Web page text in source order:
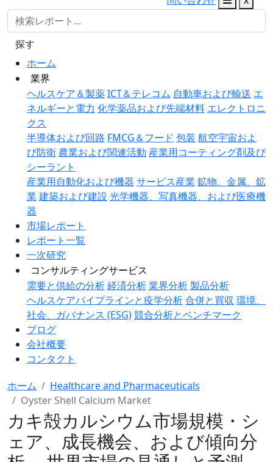
ホーム
業界
ヘルスケア＆製薬ICT＆テレコム 自動車および輸送 エ
ネルギーと電力 化学薬品および先端材料 エレクトロニ
クス
半導体および回路 FMCG＆フード 包装 航空宇宙およ
び防衛 農業および関連活動 産業用コーティング剤及び
シーラント
産業用自動化および機器 サービス産業 鉱物、金属、鉱
業 建築および建設 光学機器、写真機器、および医療機
器
市場レポート
レポート一覧
一次研究
コンサルティングサービス
需要と供給の分析経済分析業界分析製品分析
ヘルスケアパイプラインと疫学分析合併と買収 環境、
社会、ガバナンス (ESG)競合分析とベンチマーク
ブログ
会社概要
コンタクト
探す
ホーム
Healthcare and Pharmaceuticals
Oyster Shell Calcium Market
カキ殻カルシウム市場規模・シ
ェア、成長機会、および傾向分